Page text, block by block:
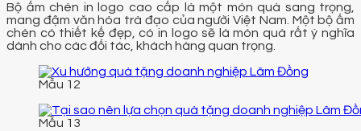
Bộ ấm chén in logo cao cấp là một món quà sang trọng,
mang đậm văn hóa trà đạo của người Việt Nam. Một bộ ấm
chén có thiết kế đẹp, có in logo sẽ là món quà rất ý nghĩa
dành cho các đối tác, khách hàng quan trọng.
Mẫu 12
Mẫu 13